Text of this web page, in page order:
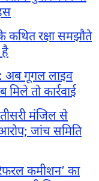
कथित रक्षा समझौते
अब गूगल लाइव
तो कार्रवाई
तीसरी मंजिल से
जांच समिति
कमीशन’ का